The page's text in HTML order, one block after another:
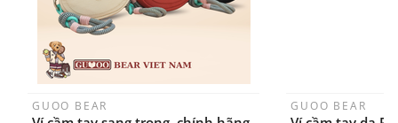
GUOO BEAR GUOO BEAR